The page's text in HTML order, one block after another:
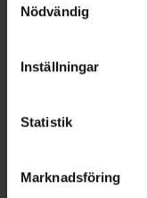
återkalla ditt
lagligheten av
Nödvändig
Inställningar
Statistik
Marknadsföring
Innehåll
Instruktioner
Upptäck flera